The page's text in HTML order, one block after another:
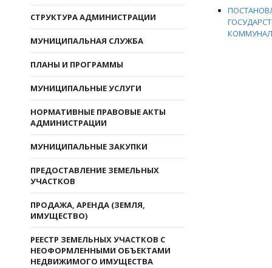
СТРУКТУРА АДМИНИСТРАЦИИ
МУНИЦИПАЛЬНАЯ СЛУЖБА
ПЛАНЫ И ПРОГРАММЫ
МУНИЦИПАЛЬНЫЕ УСЛУГИ
НОРМАТИВНЫЕ ПРАВОВЫЕ АКТЫ
АДМИНИСТРАЦИИ
МУНИЦИПАЛЬНЫЕ ЗАКУПКИ
ПРЕДОСТАВЛЕНИЕ ЗЕМЕЛЬНЫХ
УЧАСТКОВ
ПРОДАЖА, АРЕНДА (ЗЕМЛЯ,
ИМУЩЕСТВО)
РЕЕСТР ЗЕМЕЛЬНЫХ УЧАСТКОВ С
НЕОФОРМЛЕННЫМИ ОБЪЕКТАМИ
НЕДВИЖИМОГО ИМУЩЕСТВА